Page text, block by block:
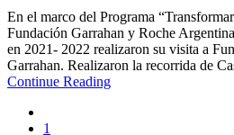
En el marco del Programa
Fundación Garrahan y Roche
en 2021- 2022 realizaron su visita a
Garrahan. Realizaron la recorrida de
Continue Reading
1